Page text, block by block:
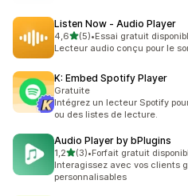
Listen Now ‑ Audio Player
4,6étoile(s) sur 5
(5)
5 avis au total
•Essai gratuit
Lecteur audio conçu pour le
K: Embed Spotify Player
Gratuite
Intégrez un lecteur Spotify
ou des listes de lecture.
Audio Player by bPlugins
1,2étoile(s) sur 5
(3)
3 avis au total
•Forfait gratuit
Interagissez avec vos clients
personnalisables